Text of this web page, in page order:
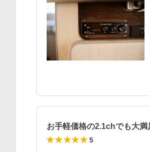
お手軽価格の2.1chでも大満
5